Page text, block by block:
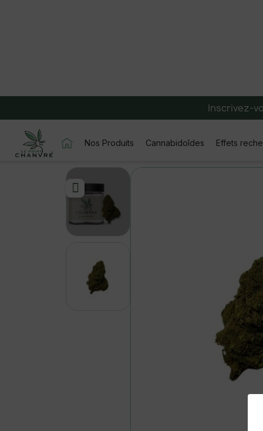
Inscrivez-
Nos Produits Cannabidoîdes Effets